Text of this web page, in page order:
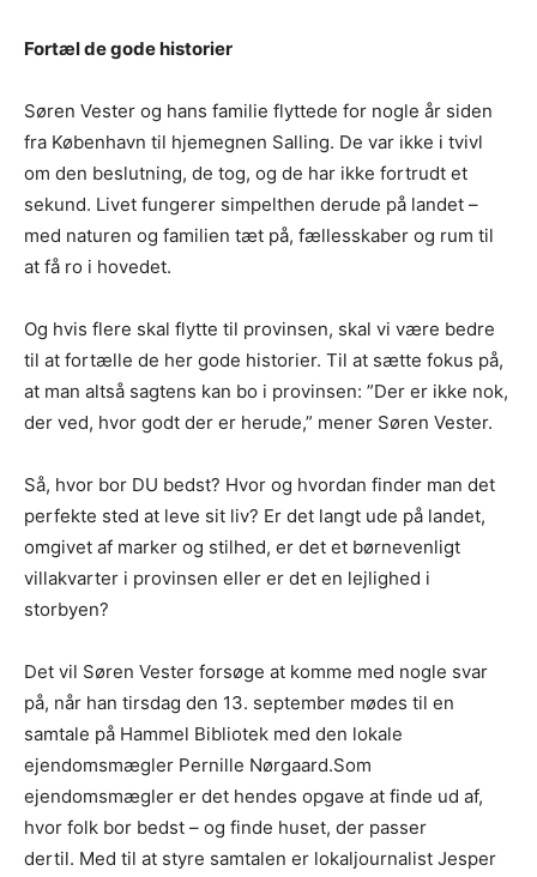
Fortæl de gode historier
Søren Vester og hans familie flyttede for nogle år siden
fra København til hjemegnen Salling. De var ikke i tvivl
om den beslutning, de tog, og de har ikke fortrudt et
sekund. Livet fungerer simpelthen derude på landet –
med naturen og familien tæt på, fællesskaber og rum til
at få ro i hovedet.
Og hvis flere skal flytte til provinsen, skal vi være bedre
til at fortælle de her gode historier. Til at sætte fokus på,
at man altså sagtens kan bo i provinsen: ”Der er ikke nok,
der ved, hvor godt der er herude,” mener Søren Vester.
Så, hvor bor DU bedst? Hvor og hvordan finder man det
perfekte sted at leve sit liv? Er det langt ude på landet,
omgivet af marker og stilhed, er det et børnevenligt
villakvarter i provinsen eller er det en lejlighed i
storbyen?
Det vil Søren Vester forsøge at komme med nogle svar
på, når han tirsdag den 13. september mødes til en
samtale på Hammel Bibliotek med den lokale
ejendomsmægler Pernille Nørgaard.Som
ejendomsmægler er det hendes opgave at finde ud af,
hvor folk bor bedst – og finde huset, der passer
dertil. Med til at styre samtalen er lokaljournalist Jesper